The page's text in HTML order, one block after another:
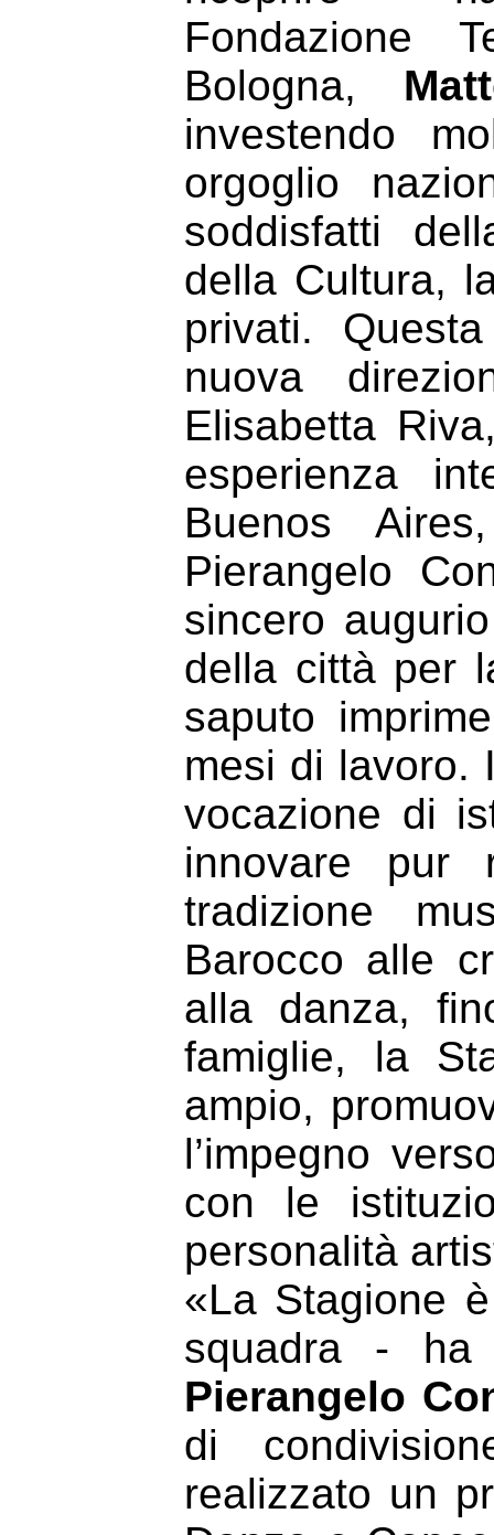
Fondazione
Bologna,
investendo
orgoglio
soddisfatti
della Cultura,
privati.
nuova
Elisabetta
esperienza
Buenos
Pierangelo
sincero
della città per
saputo
mesi di lavoro.
vocazione di
innovare pur
tradizione
Barocco alle
alla danza,
famiglie, la
ampio,
l’impegno
con le
personalità
«La Stagione
squadra - ha
Pierangelo
di
realizzato un